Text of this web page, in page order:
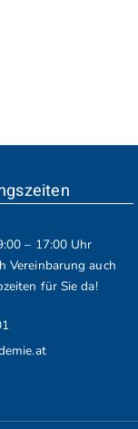
– 17:00 Uhr
Vereinbarung auch
für Sie da!